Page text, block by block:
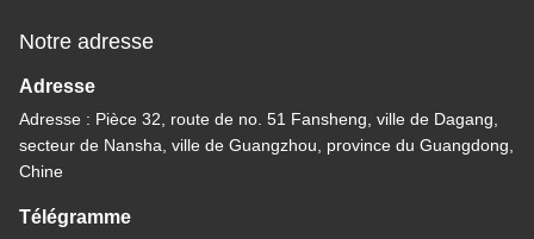
Notre adresse
Adresse
Adresse : Pièce 32, route de no. 51 Fansheng, ville de Dagang,
secteur de Nansha, ville de Guangzhou, province du Guangdong,
Chine
Télégramme